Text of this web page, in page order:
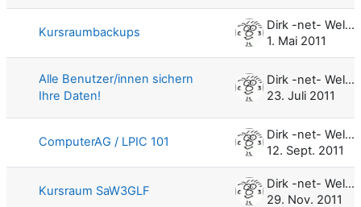
Kursraumbackups
Dirk -net- Weller
1. Mai 2011
Alle Benutzer/innen sichern
Ihre Daten!
Dirk -net- Weller
23. Juli 2011
ComputerAG / LPIC 101
Dirk -net- Weller
12. Sept. 2011
Kursraum SaW3GLF
Dirk -net- Weller
29. Nov. 2011